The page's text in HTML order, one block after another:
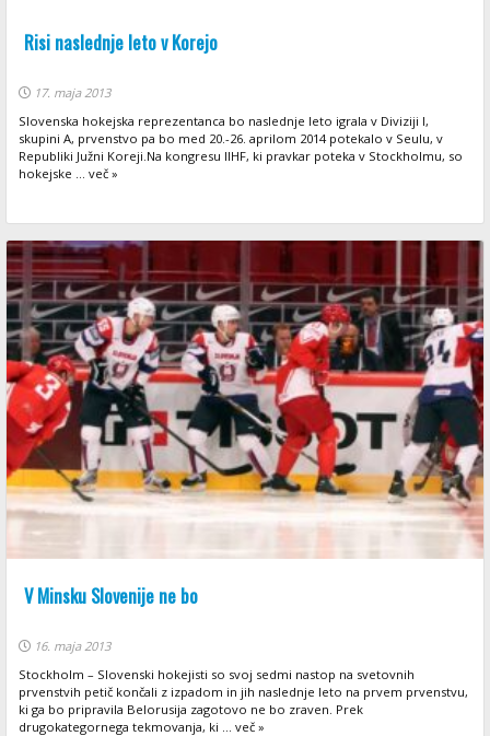
Risi naslednje leto v Korejo
17. maja 2013
Slovenska hokejska reprezentanca bo naslednje leto igrala v Diviziji I,
skupini A, prvenstvo pa bo med 20.-26. aprilom 2014 potekalo v Seulu, v
Republiki Južni Koreji.Na kongresu IIHF, ki pravkar poteka v Stockholmu, so
hokejske ... več »
V Minsku Slovenije ne bo
16. maja 2013
Stockholm – Slovenski hokejisti so svoj sedmi nastop na svetovnih
prvenstvih petič končali z izpadom in jih naslednje leto na prvem prvenstvu,
ki ga bo pripravila Belorusija zagotovo ne bo zraven. Prek
drugokategornega tekmovanja, ki ... več »